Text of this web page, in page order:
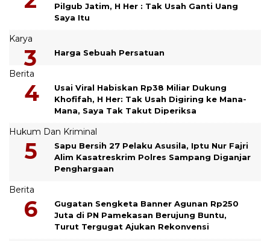
Pilgub Jatim, H Her : Tak Usah Ganti Uang
Saya Itu
Karya
Harga Sebuah Persatuan
Berita
Usai Viral Habiskan Rp38 Miliar Dukung
Khofifah, H Her: Tak Usah Digiring ke Mana-
Mana, Saya Tak Takut Diperiksa
Hukum Dan Kriminal
Sapu Bersih 27 Pelaku Asusila, Iptu Nur Fajri
Alim Kasatreskrim Polres Sampang Diganjar
Penghargaan
Berita
Gugatan Sengketa Banner Agunan Rp250
Juta di PN Pamekasan Berujung Buntu,
Turut Tergugat Ajukan Rekonvensi